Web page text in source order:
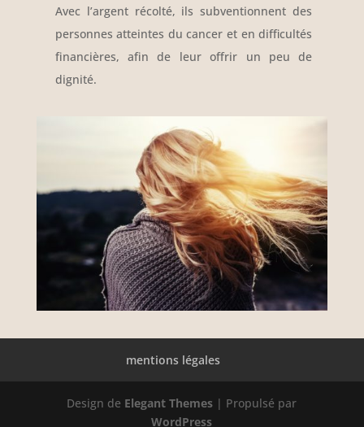
Avec l’argent récolté, ils subventionnent des
personnes atteintes du cancer et en difficultés
financières, afin de leur offrir un peu de
dignité.
mentions légales
Design de Elegant Themes | Propulsé par
WordPress